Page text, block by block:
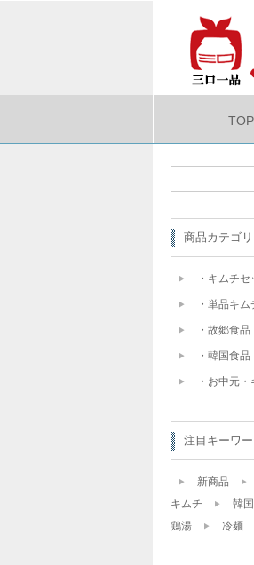
TOP
商品カテゴリ
・キムチセ
・単品キ
・故郷食
・韓国食品
・お中元・
注目キーワ
新商品
キムチ
韓
鶏湯
冷麺